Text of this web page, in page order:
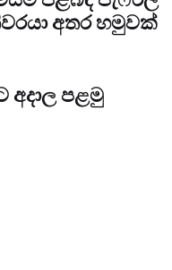
අතර හමුවක්
අදාල පළමු